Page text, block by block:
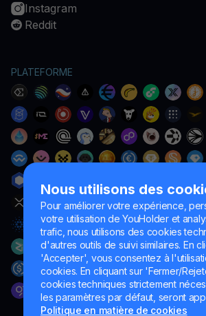
Nous utilisons des
Pour améliorer votre expérience,
votre utilisation de YouHolder et
trafic, nous utilisons des cookies
d'autres outils de suivi similaires. En
'Accepter', vous consentez à
cookies. En cliquant sur 'Fermer/
cookies techniques strictement
les paramètres par défaut, seront
Politique en matière de cookies
Instagram
Reddit
PLATEFORME